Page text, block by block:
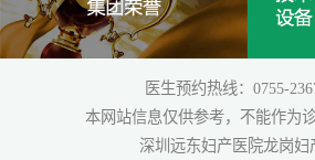
医生预约热线：0755-
本网站信息仅供参考，不能作为
深圳远东妇产医院龙岗妇